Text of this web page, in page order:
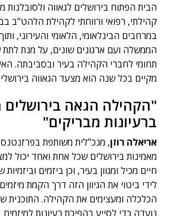
קהילתי, רפואי ורווחתי לקהילת הלהט"ב
במרחבים הבינלאומי, הלאומי והעירוני,
הממשלה ועם ארגונים שונים, על מנת לתת
תחומי לחברי הקהילה בעיר ובסביבתה.
מקיים בכל שנה הוא מצעד הגאווה
"הקהילה הגאה
ברעיונות מבריקים"
אריאלה רוזן, מנכ"לית משותפת
מאמינות בירושלים שכל אחת ואחד יכול
חיים מכיל ומגוון בעיר, וכן ביזמים
לידי ביטוי את הגיוון הזה דרך הקמת
הכלכלה ומעצימים את הקהילה. התוכנית
נועדה כדי לסייע בהפיכת רעיונות למיזמים